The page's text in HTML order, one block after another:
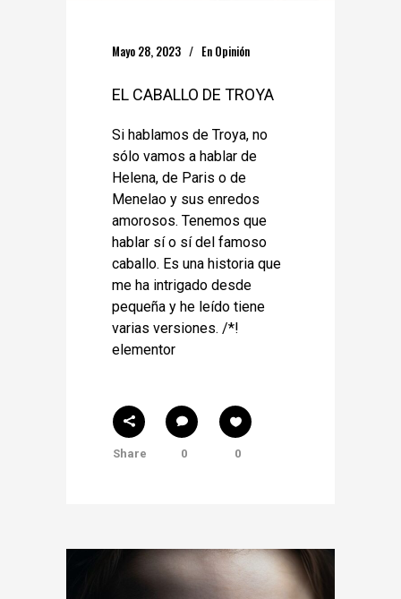
Mayo 28, 2023 En Opinión
EL CABALLO DE TROYA
Si hablamos de Troya, no
sólo vamos a hablar de
Helena, de Paris o de
Menelao y sus enredos
amorosos. Tenemos que
hablar sí o sí del famoso
caballo. Es una historia que
me ha intrigado desde
pequeña y he leído tiene
varias versiones. /*!
elementor
Share 0 0